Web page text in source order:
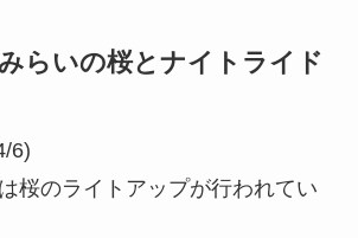
らいの桜とナイトライド
6)
桜のライトアップが行われてい